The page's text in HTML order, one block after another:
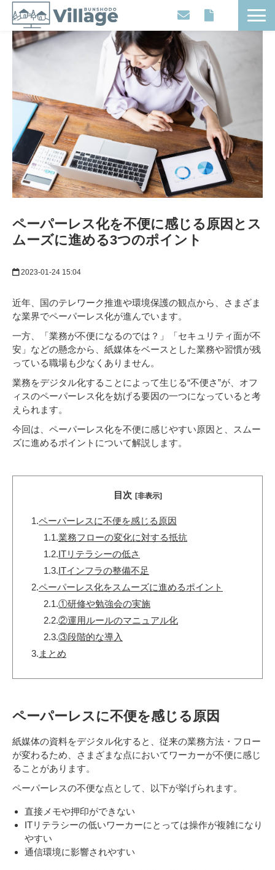
Workplaces
Movies
Events
Contents
Articles
ペーパーレス化を不便に感じる原因とス
ムーズに進める3つのポイント
2023-01-24 15:04
近年、国のテレワーク推進や環境保護の観点から、さまざま
な業界でペーパーレス化が進んでいます。
一方、「業務が不便になるのでは？」「セキュリティ面が不
安」などの懸念から、紙媒体をベースとした業務や習慣が残
っている職場も少なくありません。
業務をデジタル化することによって生じる“不便さ”が、オフ
ィスのペーパーレス化を妨げる要因の一つになっていると考
えられます。
今回は、ペーパーレス化を不便に感じやすい原因と、スムー
ズに進めるポイントについて解説します。
目次 [非表示]
1.ペーパーレスに不便を感じる原因
1.1.業務フローの変化に対する抵抗
1.2.ITリテラシーの低さ
1.3.ITインフラの整備不足
2.ペーパーレス化をスムーズに進めるポイント
2.1.①研修や勉強会の実施
2.2.②運用ルールのマニュアル化
2.3.③段階的な導入
3. まとめ
ペーパーレスに不便を感じる原因
紙媒体の資料をデジタル化すると、従来の業務方法・フロー
が変わるため、さまざまな点においてワーカーが不便に感じ
ることがあります。
ペーパーレスの不便な点として、以下が挙げられます。
直接メモや押印ができない
ITリテラシーの低いワーカーにとっては操作が複雑になり
やすい
通信環境に影響されやすい